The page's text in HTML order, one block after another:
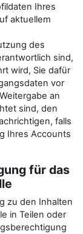
Ihres
aktuellem
des
sind,
wird, Sie dafür
vor
an
sind, den
falls
Ihres Accounts
für das
zu den Inhalten
in Teilen oder